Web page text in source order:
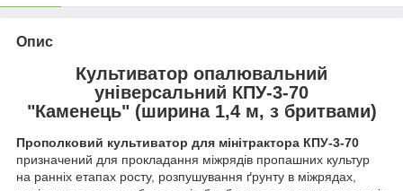
Опис
Культиватор опалювальний
універсальний КПУ-3-70
"Каменець" (ширина 1,4 м, з бритвами)
Прополковий культиватор для мінітрактора КПУ-3-70
призначений для прокладання міжрядів пропашних культур
на ранніх етапах росту, розпушування ґрунту в міжрядах,